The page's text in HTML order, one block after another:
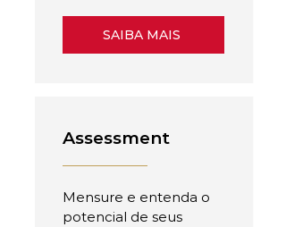
SAIBA MAIS
Assessment
Mensure e entenda o
potencial de seus